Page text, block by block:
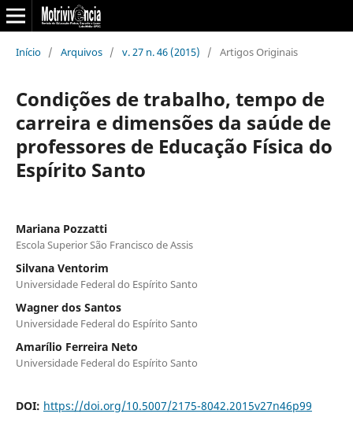
Início / Arquivos / v. 27 n. 46 (2015) / Artigos Originais
Condições de trabalho, tempo de
carreira e dimensões da saúde de
professores de Educação Física do
Espírito Santo
Mariana Pozzatti
Escola Superior São Francisco de Assis
Silvana Ventorim
Universidade Federal do Espírito Santo
Wagner dos Santos
Universidade Federal do Espírito Santo
Amarílio Ferreira Neto
Universidade Federal do Espírito Santo
DOI: https://doi.org/10.5007/2175-8042.2015v27n46p99